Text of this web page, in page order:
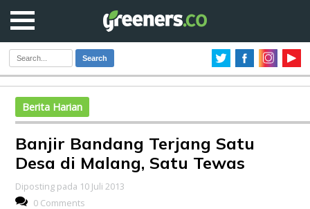
Search
Berita Harian
Banjir Bandang Terjang Satu
Desa di Malang, Satu Tewas
Diposting pada 10 Juli 2013
0 Comments